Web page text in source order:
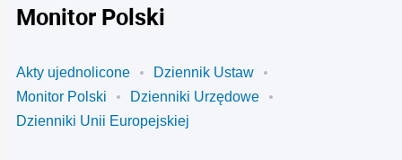
Monitor Polski
Akty ujednolicone
Dziennik Ustaw
Monitor Polski
Dzienniki Urzędowe
Dzienniki Unii Europejskiej